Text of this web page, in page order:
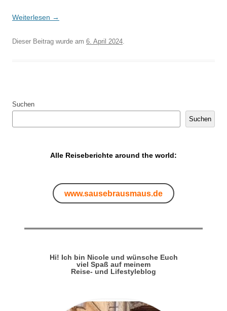
Weiterlesen →
Dieser Beitrag wurde am 6. April 2024.
Suchen
Suchen
Alle Reiseberichte around the world:
www.sausebrausmaus.de
Hi! Ich bin Nicole und wünsche Euch
viel Spaß auf meinem
Reise- und Lifestyleblog